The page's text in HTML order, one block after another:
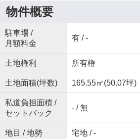
物件概要
駐車場 /
月額料金
有 / -
土地権利 所有権
土地面積(坪数) 165.55㎡(50.07坪)
私道負担面積 /
セットバック
- / 無
地目 / 地勢 宅地 / -